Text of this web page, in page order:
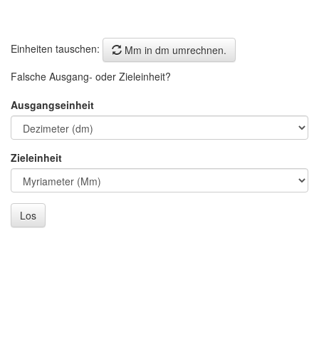
Einheiten tauschen:
Mm in dm umrechnen.
Falsche Ausgang- oder Zieleinheit?
Ausgangseinheit
Zieleinheit
Los